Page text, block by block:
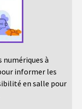
numériques à
informer les
en salle pour